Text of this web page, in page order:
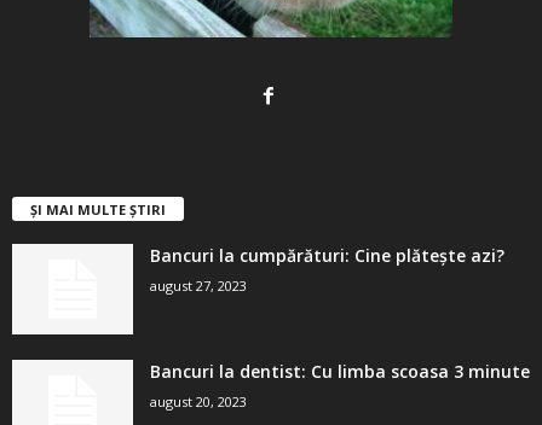
ȘI MAI MULTE ȘTIRI
Bancuri la cumpărături: Cine plătește azi?
august 27, 2023
Bancuri la dentist: Cu limba scoasa 3 minute
august 20, 2023